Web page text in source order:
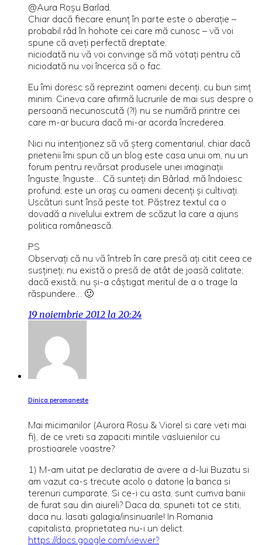
@Aura Roșu Barlad,
Chiar dacă fiecare enunț în parte este o aberație –
probabil râd în hohote cei care mă cunosc – vă voi
spune că aveți perfectă dreptate;
niciodată nu vă voi convinge să mă votați pentru că
niciodată nu voi încerca să o fac.
Eu îmi doresc să reprezint oameni decenți, cu bun simț
minim. Cineva care afirmă lucrurile de mai sus despre o
persoană necunoscută (?!) nu se numără printre cei
care m-ar bucura dacă mi-ar acorda încrederea.
Nici nu intenționez să vă șterg comentariul, chiar dacă
prietenii îmi spun că un blog este casa unui om, nu un
forum pentru revărsat produsele unei imaginații
înguste, înguste… Că sunteți din Bârlad, mă îndoiesc
profund; este un oraș cu oameni decenți și cultivați.
Uscături sunt însă peste tot. Păstrez textul ca o
dovadă a nivelului extrem de scăzut la care a ajuns
politica românească.
PS
Observați că nu vă întreb în care presă ați citit ceea ce
susțineți; nu există o presă de atât de joasă calitate;
dacă există, nu și-a câștigat meritul de a o trage la
răspundere… 🙂
19 noiembrie 2012 la 20:24
Dinica peromaneste
Mai micimanilor (Aurora Rosu & Viorel si care veti mai
fi), de ce vreti sa zapaciti mintile vasluienilor cu
prostioarele voastre?
1) M-am uitat pe declaratia de avere a d-lui Buzatu si
am vazut ca-s trecute acolo o datorie la banca si
terenuri cumparate. Si ce-i cu asta, sunt cumva banii
de furat sau din aiureli? Daca da, spuneti tot ce stiti,
daca nu, lasati galagia/insinuarile! In Romania
capitalista, proprietatea nu-i un delict.
https://docs.google.com/viewer?